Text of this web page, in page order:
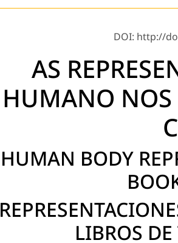
DOI: http://
AS
HUMANO NOS
HUMAN BODY
LIBROS